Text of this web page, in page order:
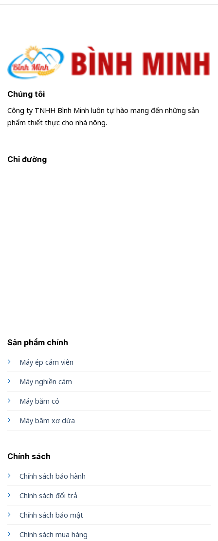
đến
Chúng tôi
Công ty TNHH Bình Minh luôn tự hào mang đến những sản
phẩm thiết thực cho nhà nông.
Sản phẩm chính
Máy ép cám viên
Máy nghiền cám
Máy băm cỏ
Máy băm xơ dừa
Chính sách
Chính sách bảo hành
Chính sách đổi trả
Chính sách bảo mật
Chính sách mua hàng
Chỉ đường